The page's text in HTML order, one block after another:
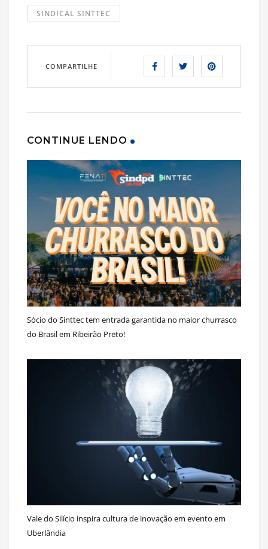
SINDICAL SINTTEC
COMPARTILHE
CONTINUE LENDO
Sócio do Sinttec tem entrada garantida no maior churrasco
do Brasil em Ribeirão Preto!
Vale do Silício inspira cultura de inovação em evento em
Uberlândia